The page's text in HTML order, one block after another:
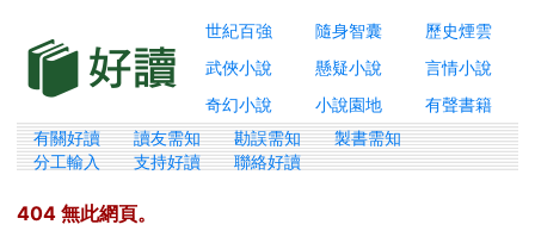
世紀百強 隨身智囊
歷史煙雲
武俠小說
懸疑小說
言情小說
奇幻小說
小說園地 有聲書籍
有關好讀 讀友需知 勘誤需知
製書需知
分工輸入
支持好讀 聯絡好讀
404 無此網頁。